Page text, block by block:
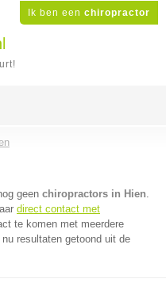
Ik ben een chiropractor
geen chiropractors in Hien.
direct contact met
te komen met meerdere
resultaten getoond uit de